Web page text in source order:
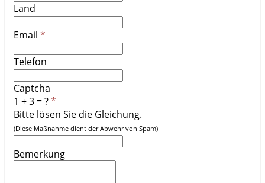
Land
Email
Telefon
Captcha
1 + 3 = ?
Bitte lösen Sie die Gleichung.
(Diese Maßnahme dient der Abwehr von Spam)
Bemerkung